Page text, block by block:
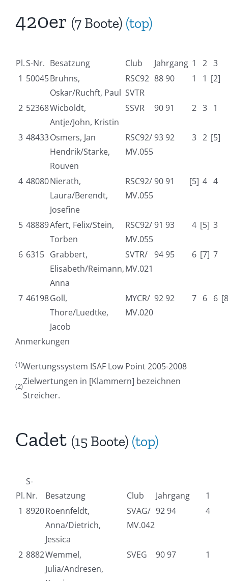
420er (7 Boote) (top)
Pl.S-Nr. Besatzung Club Jahrgang 1 2 3
1 50045Bruhns,
Oskar/Ruchft, Paul
RSC92
SVTR
88 90 1 1 [2]
2 52368Wicboldt,
Antje/John, Kristin
SSVR 90 91 2 3 1
3 48433Osmers, Jan
Hendrik/Starke,
Rouven
RSC92/
MV.055
93 92 3 2 [5]
4 48080Nierath,
Laura/Berendt,
Josefine
RSC92/
MV.055
90 91 [5] 4 4
5 48889Afert, Felix/Stein,
Torben
RSC92/
MV.055
91 93 4 [5] 3
6 6315 Grabbert,
Elisabeth/Reimann,
Anna
SVTR/
MV.021
94 95 6 [7] 7
7 46198Goll,
Thore/Luedtke,
Jacob
MYCR/
MV.020
92 92 7 6 6
Anmerkungen
(1)Wertungssystem ISAF Low Point 2005-2008
(2)Zielwertungen in [Klammern] bezeichnen
Streicher.
Cadet (15 Boote) (top)
Pl.
S-
Nr.
Besatzung Club Jahrgang
1
1 8920Roennfeldt,
Anna/Dietrich,
Jessica
SVAG/
MV.042
92 94 4
2 8882Wemmel,
Julia/Andresen,
SVEG 90 97 1